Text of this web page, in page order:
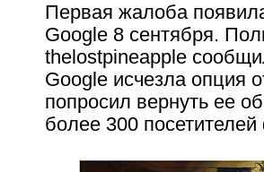
Первая жалоба
Google 8 сентября.
thelostpineapple
Google исчезла опция
попросил вернуть ее
более 300